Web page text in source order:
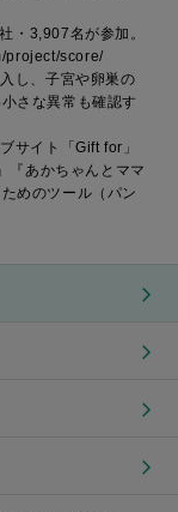
・3,907名が参加。
project/score/
し、子宮や卵巣の
さな異常も確認す
サイト「Gift for」
『あかちゃんとママ
めのツール（パン